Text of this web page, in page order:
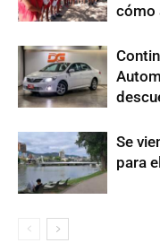
cómo
Se
para